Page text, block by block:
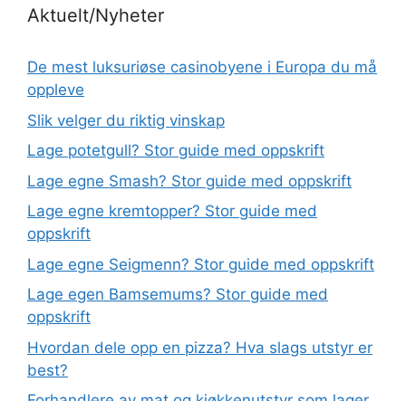
Aktuelt/Nyheter
De mest luksuriøse casinobyene i Europa du må
oppleve
Slik velger du riktig vinskap
Lage potetgull? Stor guide med oppskrift
Lage egne Smash? Stor guide med oppskrift
Lage egne kremtopper? Stor guide med
oppskrift
Lage egne Seigmenn? Stor guide med oppskrift
Lage egen Bamsemums? Stor guide med
oppskrift
Hvordan dele opp en pizza? Hva slags utstyr er
best?